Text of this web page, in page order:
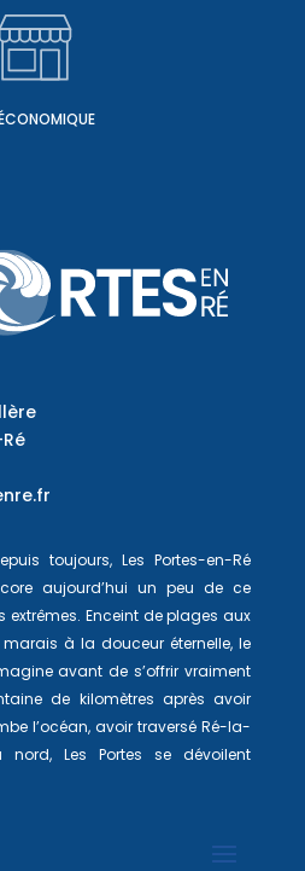
toujours, Les Portes-en-Ré
aujourd’hui un peu de ce
extrêmes. Enceint de plages aux
à la douceur éternelle, le
avant de s’offrir vraiment
de kilomètres après avoir
l’océan, avoir traversé Ré-la-
Les Portes se dévoilent